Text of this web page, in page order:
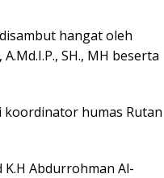
hangat oleh
SH., MH beserta
humas Rutan
Abdurrohman Al-